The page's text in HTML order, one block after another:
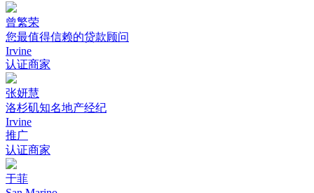
曾繁荣
您最值得信赖的贷款顾问
Irvine
认证商家
张妍慧
洛杉矶知名地产经纪
Irvine
推广
认证商家
于菲